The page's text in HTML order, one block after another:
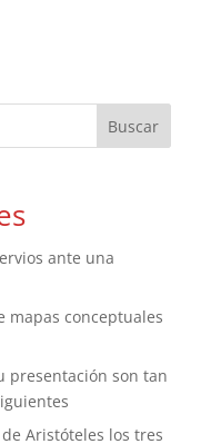
ante una
mapas conceptuales
presentación son tan
Aristóteles los tres